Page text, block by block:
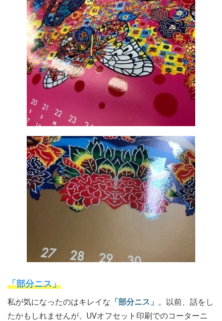
「部分ニス」
私が気になったのはキレイな 「部分ニス」 。以前、話をし
たかもしれませんが、UVオフセット印刷でのコーターニ